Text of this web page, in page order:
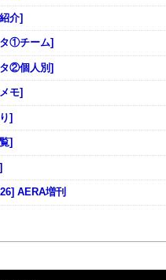
介]
①チーム]
②個人別]
モ]
]
]
AERA増刊